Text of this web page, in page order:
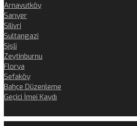
Arnavutköy
Sarıyer
Silivri
Sultangazi
Şişli
Zeytinburnu
Florya
Sefaköy
Bahçe Düzenleme
Geçici İmei Kaydı